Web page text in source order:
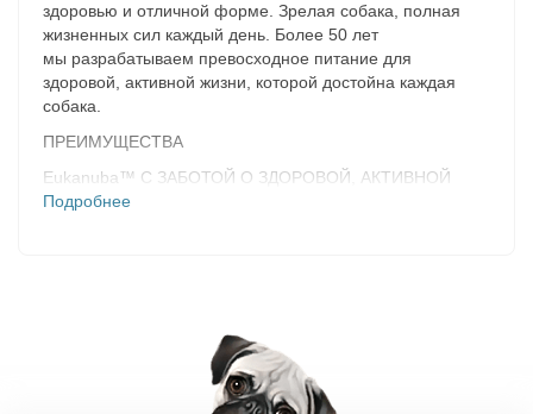
здоровью и отличной форме. Зрелая собака, полная
жизненных сил каждый день. Более 50 лет
мы разрабатываем превосходное питание для
здоровой, активной жизни, которой достойна каждая
собака.
ПРЕИМУЩЕСТВА
Eukanuba™ С ЗАБОТОЙ О ЗДОРОВОЙ, АКТИВНОЙ
ЖИЗНИ
нутриентов для поддержания ФИЗИЧЕСКОЙ ФОРМЫ,
ИНТЕЛЛЕКТА и АКТИВНОСТИ.
• ФИЗИЧЕСКАЯ ФОРМА — ОПТИМАЛЬНОЕ РАЗВИТИЕ
Подробнее